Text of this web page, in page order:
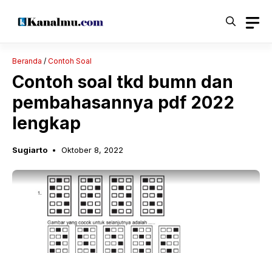
Beranda / Contoh Soal
Contoh soal tkd bumn dan
pembahasannya pdf 2022
lengkap
Sugiarto Oktober 8, 2022